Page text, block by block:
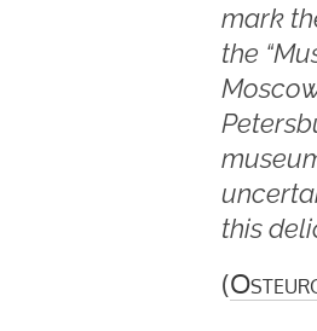
mark
the
this
(